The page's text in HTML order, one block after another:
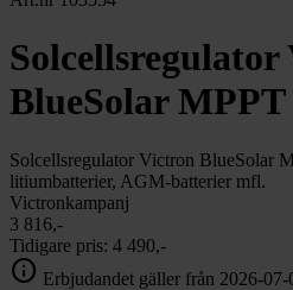
Lacanche
chevron_right
BlueSolar
Solcellsregulator Victron BlueSolar
litiumbatterier, AGM-batterier mfl.
Victronkampanj
3 816,-
Tidigare pris: 4 490,-
info Erbjudandet gäller från 2026-